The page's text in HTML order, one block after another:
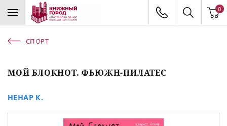
0
СПОРТ
МОЙ БЛОКНОТ. ФЬЮЖН-ПИЛАТЕС
НЕНАР К.